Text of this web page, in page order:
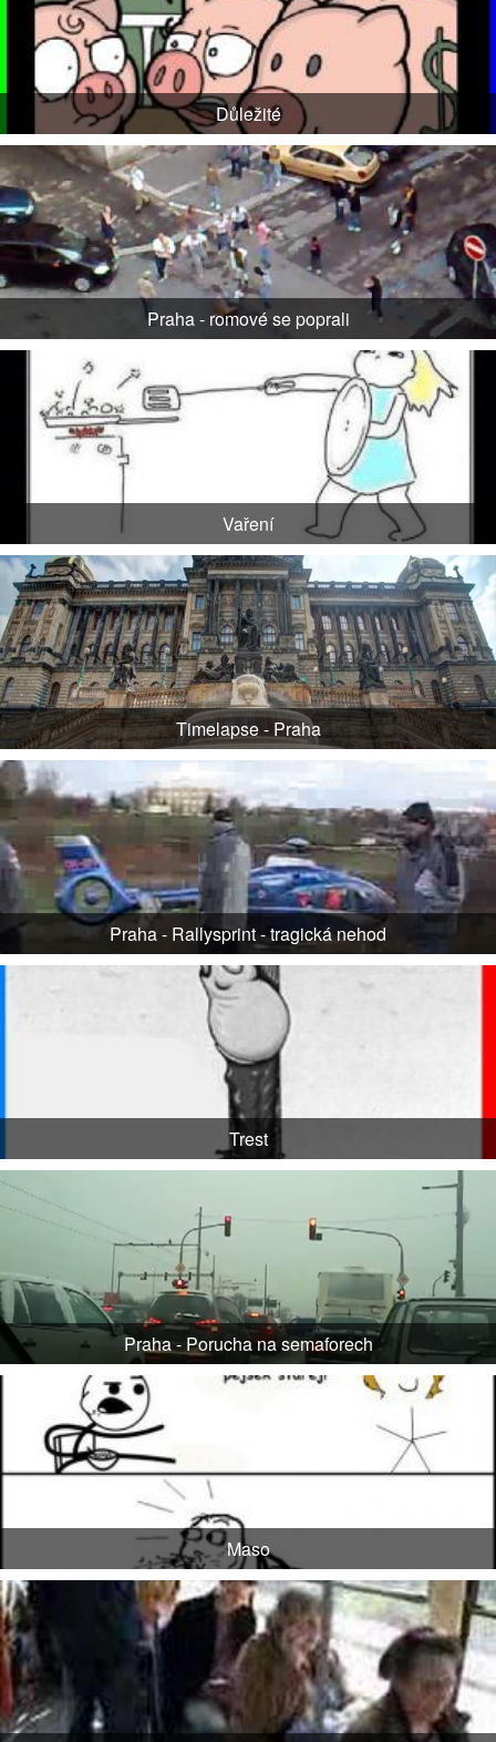
Důležité
Praha - romové se poprali
Vaření
Timelapse - Praha
Praha - Rallysprint - tragická nehod
Trest
Praha - Porucha na semaforech
Maso